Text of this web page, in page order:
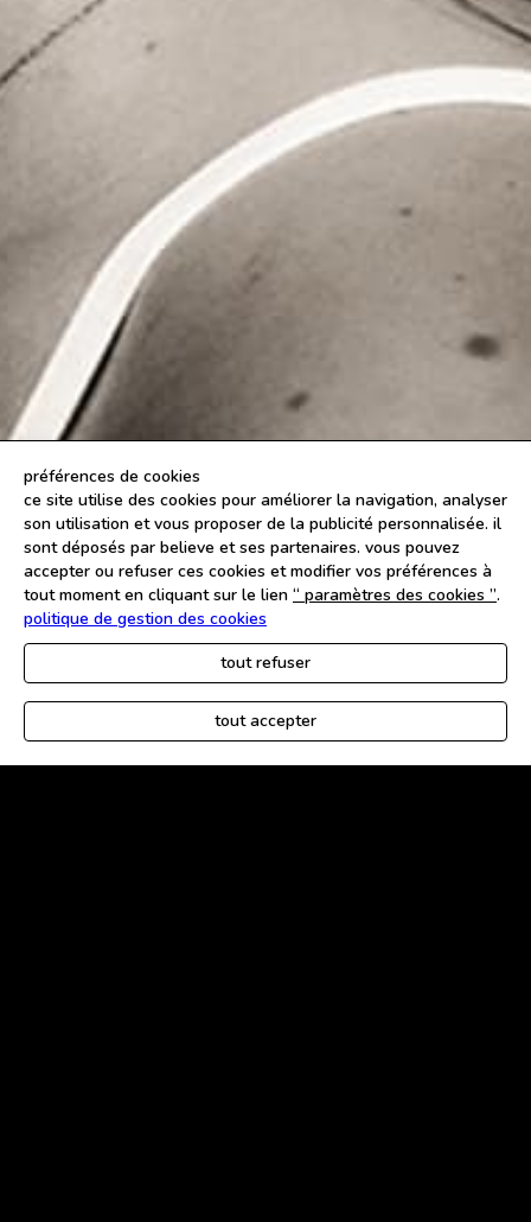
préférences de cookies
ce site utilise des cookies pour améliorer la navigation, analyser
son utilisation et vous proposer de la publicité personnalisée. il
sont déposés par believe et ses partenaires. vous pouvez
accepter ou refuser ces cookies et modifier vos préférences à
tout moment en cliquant sur le lien “ paramètres des cookies ”.
politique de gestion des cookies
tout refuser
tout accepter